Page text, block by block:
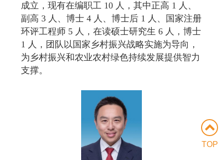
成立，现有在编职工 10 人，其中正高 1 人、
副高 3 人、博士 4 人、博士后 1 人、国家注册
环评工程师 5 人，在读硕士研究生 6 人，博士
1 人，团队以国家乡村振兴战略实施为导向，
为乡村振兴和农业农村绿色持续发展提供智力
支撑。
TOP